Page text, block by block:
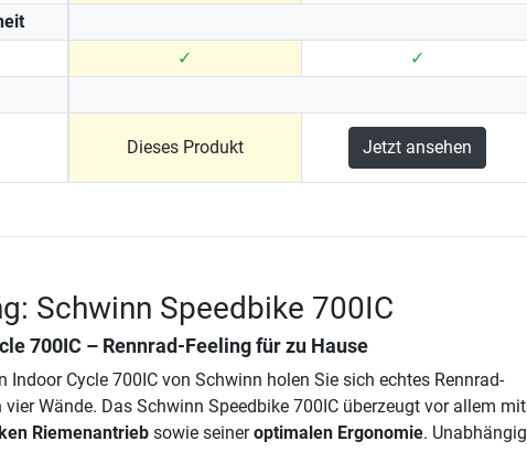
✓ ✓
Dieses Produkt Jetzt ansehen
Schwinn Speedbike 700IC
700IC – Rennrad-Feeling für zu Hause
Indoor Cycle 700IC von Schwinn holen Sie sich echtes Rennrad-
vier Wände. Das Schwinn Speedbike 700IC überzeugt vor allem mit
Riemenantriebsowie seineroptimalen Ergonomie. Unabhängig